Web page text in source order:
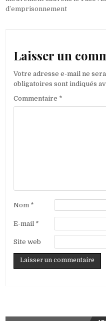
d’emprisonnement
Laisser un
Votre adresse e-mail ne
obligatoires sont indiqués
Commentaire *
Nom *
E-mail *
Site web